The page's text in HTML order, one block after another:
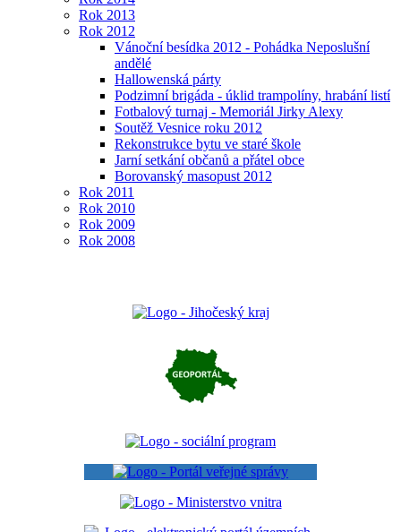
Rok 2013
Rok 2012
Vánoční besídka 2012 - Pohádka Neposlušní
andělé
Hallowenská párty
Podzimní brigáda - úklid trampolíny, hrabání listí
Fotbalový turnaj - Memoriál Jirky Alexy
Soutěž Vesnice roku 2012
Rekonstrukce bytu ve staré škole
Jarní setkání občanů a přátel obce
Borovanský masopust 2012
Rok 2011
Rok 2010
Rok 2009
Rok 2008